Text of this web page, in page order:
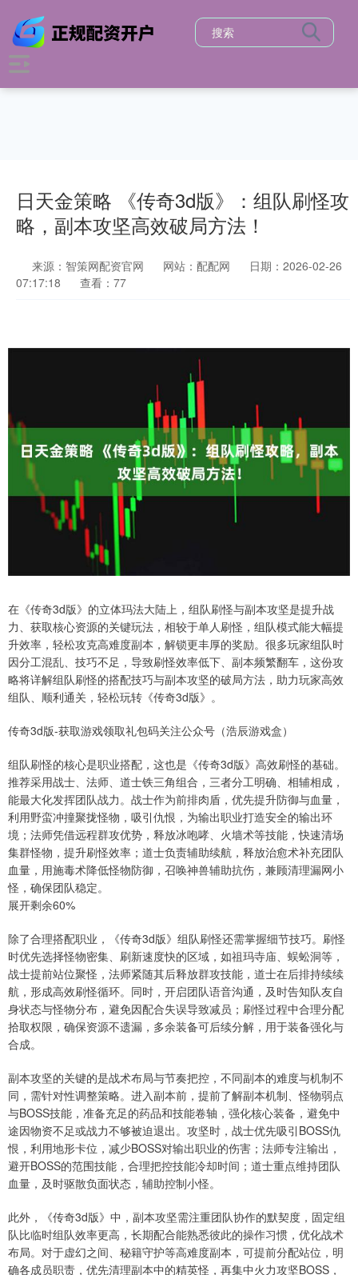
日天金策略 《传奇3d版》：组队刷怪攻
略，副本攻坚高效破局方法！
来源：智策网配资官网 网站：配配网
日期：2026-02-26
07:17:18
查看：77
在《传奇3d版》的立体玛法大陆上，组队刷怪与副本攻坚是提升战
力、获取核心资源的关键玩法，相较于单人刷怪，组队模式能大幅提
升效率，轻松攻克高难度副本，解锁更丰厚的奖励。很多玩家组队时
因分工混乱、技巧不足，导致刷怪效率低下、副本频繁翻车，这份攻
略将详解组队刷怪的搭配技巧与副本攻坚的破局方法，助力玩家高效
组队、顺利通关，轻松玩转《传奇3d版》。
传奇3d版-获取游戏领取礼包码关注公众号（浩辰游戏盒）
组队刷怪的核心是职业搭配，这也是《传奇3d版》高效刷怪的基础。
推荐采用战士、法师、道士铁三角组合，三者分工明确、相辅相成，
能最大化发挥团队战力。战士作为前排肉盾，优先提升防御与血量，
利用野蛮冲撞聚拢怪物，吸引仇恨，为输出职业打造安全的输出环
境；法师凭借远程群攻优势，释放冰咆哮、火墙术等技能，快速清场
集群怪物，提升刷怪效率；道士负责辅助续航，释放治愈术补充团队
血量，用施毒术降低怪物防御，召唤神兽辅助抗伤，兼顾清理漏网小
怪，确保团队稳定。
展开剩余60%
除了合理搭配职业，《传奇3d版》组队刷怪还需掌握细节技巧。刷怪
时优先选择怪物密集、刷新速度快的区域，如祖玛寺庙、蜈蚣洞等，
战士提前站位聚怪，法师紧随其后释放群攻技能，道士在后排持续续
航，形成高效刷怪循环。同时，开启团队语音沟通，及时告知队友自
身状态与怪物分布，避免因配合失误导致减员；刷怪过程中合理分配
拾取权限，确保资源不遗漏，多余装备可后续分解，用于装备强化与
合成。
副本攻坚的关键的是战术布局与节奏把控，不同副本的难度与机制不
同，需针对性调整策略。进入副本前，提前了解副本机制、怪物弱点
与BOSS技能，准备充足的药品和技能卷轴，强化核心装备，避免中
途因物资不足或战力不够被迫退出。攻坚时，战士优先吸引BOSS仇
恨，利用地形卡位，减少BOSS对输出职业的伤害；法师专注输出，
避开BOSS的范围技能，合理把控技能冷却时间；道士重点维持团队
血量，及时驱散负面状态，辅助控制小怪。
此外，《传奇3d版》中，副本攻坚需注重团队协作的默契度，固定组
队比临时组队效率更高，长期配合能熟悉彼此的操作习惯，优化战术
布局。对于虚幻之间、秘籍守护等高难度副本，可提前分配站位，明
确各成员职责，优先清理副本中的精英怪，再集中火力攻坚BOSS，